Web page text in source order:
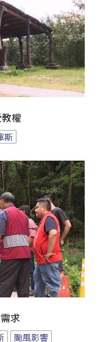
權
斯
求
颱風影響